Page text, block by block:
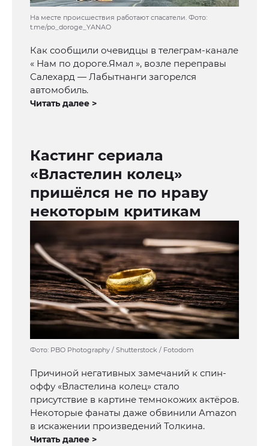
На месте происшествия работают спасатели. Фото:
t.me/po_doroge_YANAO
Как сообщили очевидцы в телеграм-канале
« Нам по дороге.Ямал », возле переправы
Салехард — Лабытнанги загорелся
автомобиль.
Читать далее >
Кастинг сериала
«Властелин колец»
пришёлся не по нраву
некоторым критикам
Фото: PBO Photography / Shutterstock / Fotodom
Причиной негативных замечаний к спин-
оффу «Властелина колец» стало
присутствие в картине темнокожих актёров.
Некоторые фанаты даже обвинили Amazon
в искажении произведений Толкина.
Читать далее >